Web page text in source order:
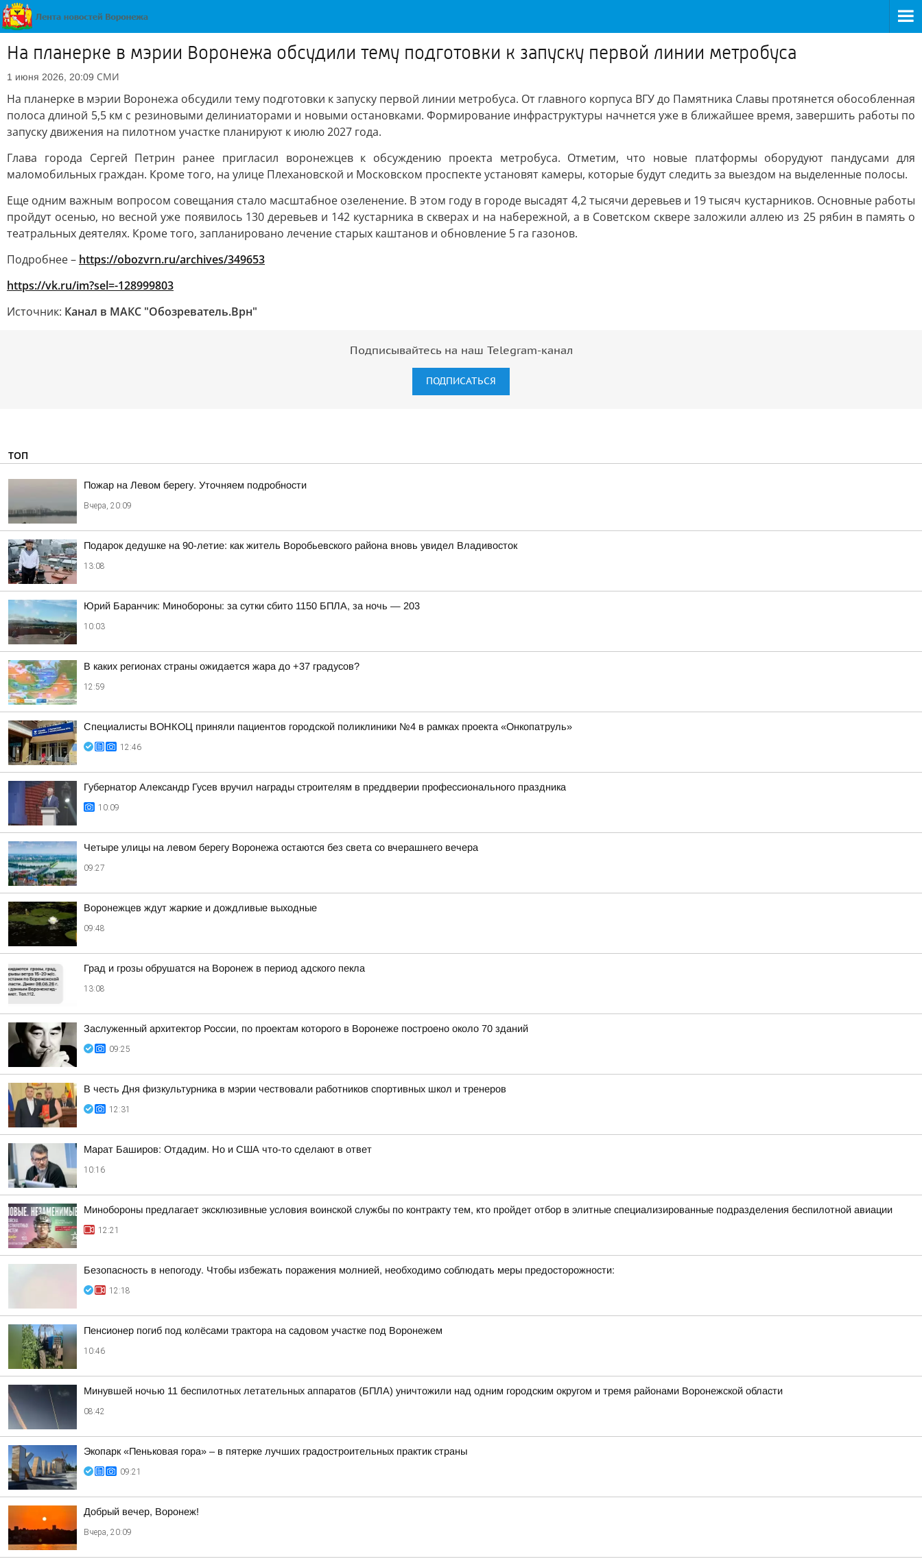
На планерке в мэрии Воронежа обсудили тему подготовки к запуску первой линии метробуса
1 июня 2026, 20:09 СМИ
На планерке в мэрии Воронежа обсудили тему подготовки к запуску первой линии метробуса. От главного корпуса ВГУ до Памятника Славы протянется обособленная
полоса длиной 5,5 км с резиновыми делиниаторами и новыми остановками. Формирование инфраструктуры начнется уже в ближайшее время, завершить работы по
запуску движения на пилотном участке планируют к июлю 2027 года.
Глава города Сергей Петрин ранее пригласил воронежцев к обсуждению проекта метробуса. Отметим, что новые платформы оборудуют пандусами для
маломобильных граждан. Кроме того, на улице Плехановской и Московском проспекте установят камеры, которые будут следить за выездом на выделенные полосы.
Еще одним важным вопросом совещания стало масштабное озеленение. В этом году в городе высадят 4,2 тысячи деревьев и 19 тысяч кустарников. Основные работы
пройдут осенью, но весной уже появилось 130 деревьев и 142 кустарника в скверах и на набережной, а в Советском сквере заложили аллею из 25 рябин в память о
театральных деятелях. Кроме того, запланировано лечение старых каштанов и обновление 5 га газонов.
Подробнее – https://obozvrn.ru/archives/349653
https://vk.ru/im?sel=-128999803
Источник: Канал в МАКС "Обозреватель.Врн"
Подписывайтесь на наш Telegram-канал
ПОДПИСАТЬСЯ
ТОП
Пожар на Левом берегу. Уточняем подробности
Вчера, 20:09
Подарок дедушке на 90-летие: как житель Воробьевского района вновь увидел Владивосток
13:08
Юрий Баранчик: Минобороны: за сутки сбито 1150 БПЛА, за ночь — 203
10:03
В каких регионах страны ожидается жара до +37 градусов?
12:59
Специалисты ВОНКОЦ приняли пациентов городской поликлиники №4 в рамках проекта «Онкопатруль»
12:46
Губернатор Александр Гусев вручил награды строителям в преддверии профессионального праздника
10:09
Четыре улицы на левом берегу Воронежа остаются без света со вчерашнего вечера
09:27
Воронежцев ждут жаркие и дождливые выходные
09:48
Град и грозы обрушатся на Воронеж в период адского пекла
13:08
Заслуженный архитектор России, по проектам которого в Воронеже построено около 70 зданий
09:25
В честь Дня физкультурника в мэрии чествовали работников спортивных школ и тренеров
12:31
Марат Баширов: Отдадим. Но и США что-то сделают в ответ
10:16
Минобороны предлагает эксклюзивные условия воинской службы по контракту тем, кто пройдет отбор в элитные специализированные подразделения беспилотной авиации
12:21
Безопасность в непогоду. Чтобы избежать поражения молнией, необходимо соблюдать меры предосторожности:
12:18
Пенсионер погиб под колёсами трактора на садовом участке под Воронежем
10:46
Минувшей ночью 11 беспилотных летательных аппаратов (БПЛА) уничтожили над одним городским округом и тремя районами Воронежской области
08:42
Экопарк «Пеньковая гора» – в пятерке лучших градостроительных практик страны
09:21
Добрый вечер, Воронеж!
Вчера, 20:09